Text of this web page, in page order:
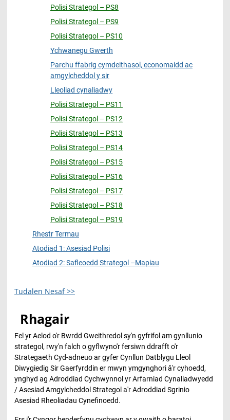
Polisi Strategol – PS8
Polisi Strategol – PS9
Polisi Strategol – PS10
Ychwanegu Gwerth
Parchu ffabrig cymdeithasol, economaidd ac
amgylcheddol y sir
Lleoliad cynaliadwy
Polisi Strategol – PS11
Polisi Strategol – PS12
Polisi Strategol – PS13
Polisi Strategol – PS14
Polisi Strategol – PS15
Polisi Strategol – PS16
Polisi Strategol – PS17
Polisi Strategol – PS18
Polisi Strategol – PS19
Rhestr Termau
Atodiad 1: Asesiad Polisi
Atodiad 2: Safleoedd Strategol –Mapiau
Tudalen Nesaf >>
Rhagair
Fel yr Aelod o'r Bwrdd Gweithredol sy'n gyfrifol am gynllunio
strategol, rwy'n falch o gyflwyno'r fersiwn ddrafft o'r
Strategaeth Cyd-adneuo ar gyfer Cynllun Datblygu Lleol
Diwygiedig Sir Gaerfyrddin er mwyn ymgynghori â'r cyhoedd,
ynghyd ag Adroddiad Cychwynnol yr Arfarniad Cynaliadwyedd
/ Asesiad Amgylcheddol Strategol a'r Adroddiad Sgrinio
Asesiad Rheoliadau Cynefinoedd.